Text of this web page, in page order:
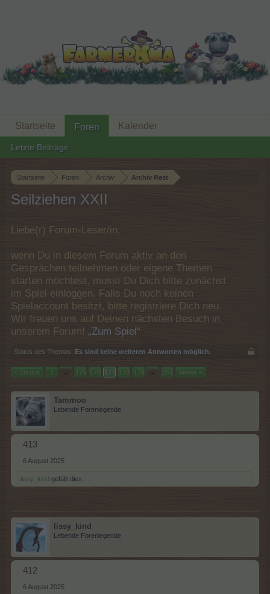
Startseite Foren Archiv Archiv Rest
Seilziehen XXII
Liebe(r) Forum-Leser/in,
wenn Du in diesem Forum aktiv an den
Gesprächen teilnehmen oder eigene Themen
starten möchtest, musst Du Dich bitte zunächst
im Spiel einloggen. Falls Du noch keinen
Spielaccount besitzt, bitte registriere Dich neu.
Wir freuen uns auf Deinen nächsten Besuch in
unserem Forum! „Zum Spiel“
Status des Themas: Es sind keine weiteren Antworten möglich.
< Zurück 1 ← 175 176 177 178 179 → 251 Weiter >
Tammoo
Lebende Forenlegende
413
6 August 2025
lissy_kind gefällt dies.
lissy_kind
Lebende Forenlegende
412
6 August 2025
Startseite Foren
Letzte Beiträge
Kalender